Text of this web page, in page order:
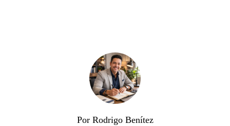
Por Rodrigo Benítez